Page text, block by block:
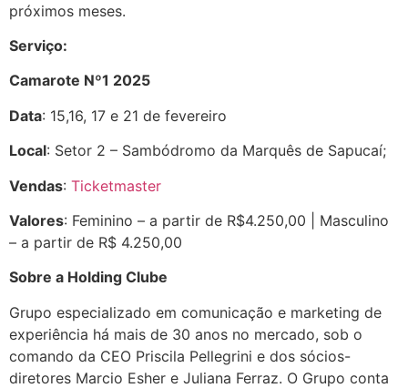
próximos meses.
Serviço:
Camarote Nº1 2025
Data: 15,16, 17 e 21 de fevereiro
Local: Setor 2 – Sambódromo da Marquês de Sapucaí;
Vendas: Ticketmaster
Valores: Feminino – a partir de R$4.250,00 | Masculino
– a partir de R$ 4.250,00
Sobre a Holding Clube
Grupo especializado em comunicação e marketing de
experiência há mais de 30 anos no mercado, sob o
comando da CEO Priscila Pellegrini e dos sócios-
diretores Marcio Esher e Juliana Ferraz. O Grupo conta